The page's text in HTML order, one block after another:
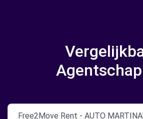
Free2Move Rent - AUTO